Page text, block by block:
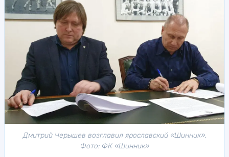
Дмитрий Черышев возглавил ярославский «Шинник».
Фото: ФК «Шинник»